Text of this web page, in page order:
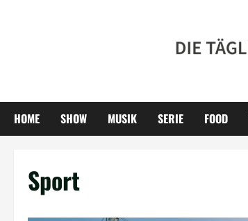
HOME SHOW MUSIK SERIE FOOD
Sport